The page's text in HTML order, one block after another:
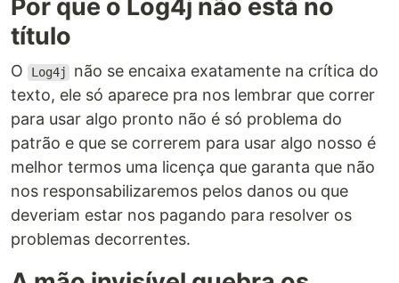
Por que o Log4j não está no
título
O Log4j
não se encaixa exatamente na crítica do
texto, ele só aparece pra nos lembrar que correr
para usar algo pronto não é só problema do
patrão e que se correrem para usar algo nosso é
melhor termos uma licença que garanta que não
nos responsabilizaremos pelos danos ou que
deveriam estar nos pagando para resolver os
problemas decorrentes.